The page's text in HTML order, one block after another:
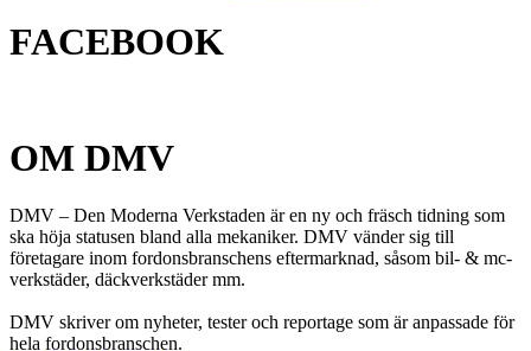
FACEBOOK
OM DMV
DMV – Den Moderna Verkstaden är en ny och fräsch tidning som
ska höja statusen bland alla mekaniker. DMV vänder sig till
företagare inom fordonsbranschens eftermarknad, såsom bil- & mc-
verkstäder, däckverkstäder mm.
DMV skriver om nyheter, tester och reportage som är anpassade för
hela fordonsbranschen.